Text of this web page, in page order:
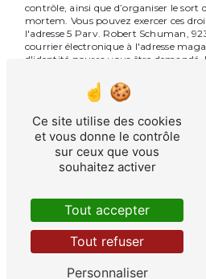
contrôle, ainsi que d’organiser le sort
mortem. Vous pouvez exercer ces
l'adresse 5 Parv. Robert Schuman,
courrier électronique à l'adresse
d'identité pourra vous être demandé.
données pendant la période de prise
durée de prescription légale aux fins
contentieux. Vous avez le droit de
d'opposition au démarchage
adresse:Bloctel.gouv.fr . Consultez le
d’informations sur vos droits.
Recherches
©Vistalid- 2026 - Tous
Mentions légales
Ce site utilise des cookies
et vous donne le contrôle
sur ceux que vous
souhaitez activer
Tout accepter
Tout refuser
Personnaliser